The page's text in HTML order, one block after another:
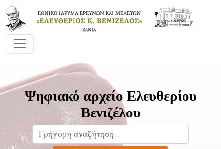
Ψηφιακό αρχείο Ελευθερίου
Βενιζέλου